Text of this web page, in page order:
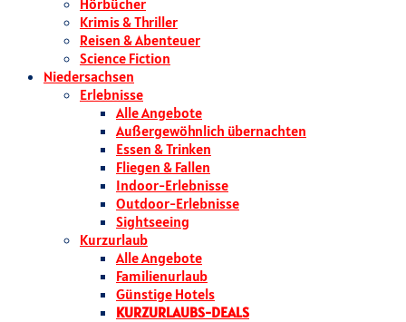
Hörbücher
Krimis & Thriller
Reisen & Abenteuer
Science Fiction
Niedersachsen
Erlebnisse
Alle Angebote
Außergewöhnlich übernachten
Essen & Trinken
Fliegen & Fallen
Indoor-Erlebnisse
Outdoor-Erlebnisse
Sightseeing
Kurzurlaub
Alle Angebote
Familienurlaub
Günstige Hotels
KURZURLAUBS-DEALS